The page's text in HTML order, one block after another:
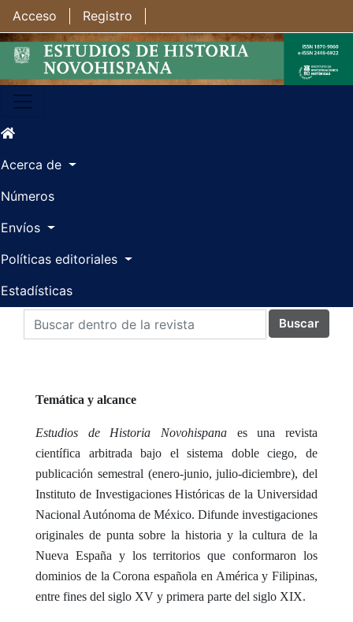
Ir al contenido principal
Ir al menú de navegación principal
Ir al pie de página del sitio
Acceso Registro
Acerca de
Números
Envíos
Políticas editoriales
Estadísticas
Buscar
Temática y alcance
Estudios de Historia Novohispana es una revista
científica arbitrada bajo el sistema doble ciego, de
publicación semestral (enero-junio, julio-diciembre), del
Instituto de Investigaciones Históricas de la Universidad
Nacional Autónoma de México. Difunde investigaciones
originales de punta sobre la historia y la cultura de la
Nueva España y los territorios que conformaron los
dominios de la Corona española en América y Filipinas,
entre fines del siglo XV y primera parte del siglo XIX.